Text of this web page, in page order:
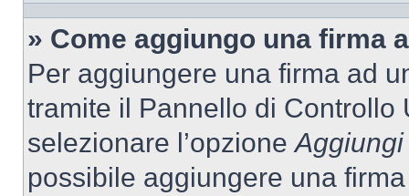
» Come aggiungo una firma
Per aggiungere una firma ad
tramite il Pannello di Controllo
selezionare l’opzione
possibile aggiungere una